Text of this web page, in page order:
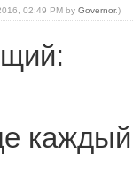
02:49 PM by Governor.)
каждый